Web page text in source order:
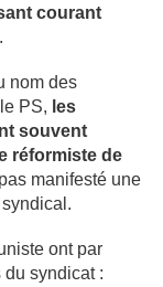
courant
nom des
PS, les
souvent
réformiste de
manifesté une
ont par
syndicat :